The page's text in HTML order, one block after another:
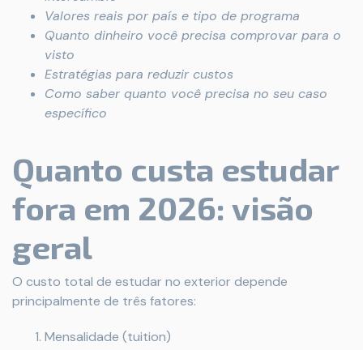
Valores reais por país e tipo de programa
Quanto dinheiro você precisa comprovar para o
visto
Estratégias para reduzir custos
Como saber quanto você precisa no seu caso
específico
Quanto custa estudar
fora em 2026: visão
geral
O custo total de estudar no exterior depende
principalmente de três fatores:
Mensalidade (tuition)